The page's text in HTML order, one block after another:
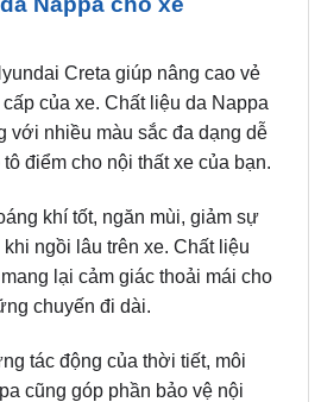
Creta giúp nâng cao vẻ
của xe. Chất liệu da Nappa
với nhiều màu sắc đa dạng dễ
điểm cho nội thất xe của bạn.
khí tốt, ngăn mùi, giảm sự
lại cảm giác thoải mái cho
chuyến đi dài.
tác động của thời tiết, môi
khả năng chống nước, chống
mồ hôi, giúp ghế xe luôn bền